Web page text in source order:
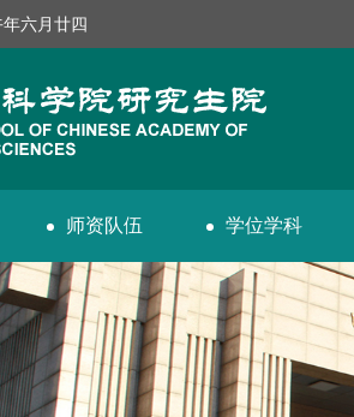
六月廿四
师资队伍 学位学科